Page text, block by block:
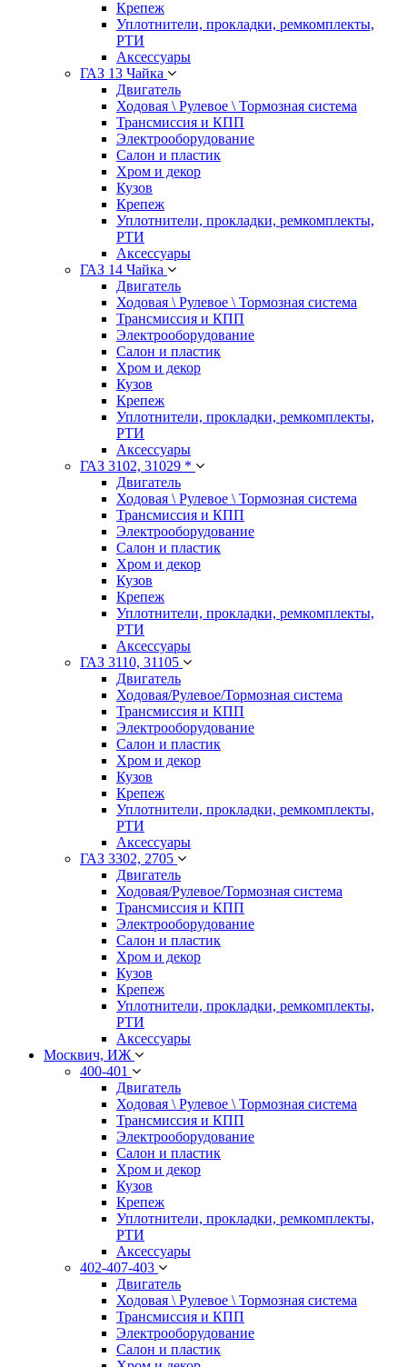
Крепеж
Уплотнители, прокладки, ремкомплекты,
РТИ
Аксессуары
ГАЗ 13 Чайка
Двигатель
Ходовая \ Рулевое \ Тормозная система
Трансмиссия и КПП
Электрооборудование
Салон и пластик
Хром и декор
Кузов
Крепеж
Уплотнители, прокладки, ремкомплекты,
РТИ
Аксессуары
ГАЗ 14 Чайка
Двигатель
Ходовая \ Рулевое \ Тормозная система
Трансмиссия и КПП
Электрооборудование
Салон и пластик
Хром и декор
Кузов
Крепеж
Уплотнители, прокладки, ремкомплекты,
РТИ
Аксессуары
ГАЗ 3102, 31029 *
Двигатель
Ходовая \ Рулевое \ Тормозная система
Трансмиссия и КПП
Электрооборудование
Салон и пластик
Хром и декор
Кузов
Крепеж
Уплотнители, прокладки, ремкомплекты,
РТИ
Аксессуары
ГАЗ 3110, 31105
Двигатель
Ходовая/Рулевое/Тормозная система
Трансмиссия и КПП
Электрооборудование
Салон и пластик
Хром и декор
Кузов
Крепеж
Уплотнители, прокладки, ремкомплекты,
РТИ
Аксессуары
ГАЗ 3302, 2705
Двигатель
Ходовая/Рулевое/Тормозная система
Трансмиссия и КПП
Электрооборудование
Салон и пластик
Хром и декор
Кузов
Крепеж
Уплотнители, прокладки, ремкомплекты,
РТИ
Аксессуары
Москвич, ИЖ
400-401
Двигатель
Ходовая \ Рулевое \ Тормозная система
Трансмиссия и КПП
Электрооборудование
Салон и пластик
Хром и декор
Кузов
Крепеж
Уплотнители, прокладки, ремкомплекты,
РТИ
Аксессуары
402-407-403
Двигатель
Ходовая \ Рулевое \ Тормозная система
Трансмиссия и КПП
Электрооборудование
Салон и пластик